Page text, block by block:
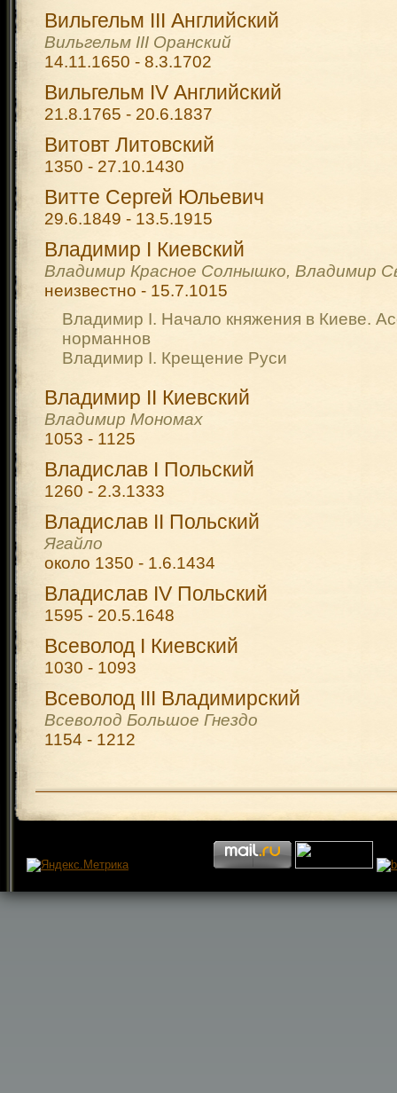
Вильгельм III Английский
Вильгельм III Оранский
14.11.1650 - 8.3.1702
Вильгельм IV Английский
21.8.1765 - 20.6.1837
Витовт Литовский
1350 - 27.10.1430
Витте Сергей Юльевич
29.6.1849 - 13.5.1915
Владимир I Киевский
Владимир Красное Солнышко, Владимир
неизвестно - 15.7.1015
Владимир I. Начало княжения в Киеве.
норманнов
Владимир I. Крещение Руси
Владимир II Киевский
Владимир Мономах
1053 - 1125
Владислав I Польский
1260 - 2.3.1333
Владислав II Польский
Ягайло
около 1350 - 1.6.1434
Владислав IV Польский
1595 - 20.5.1648
Всеволод I Киевский
1030 - 1093
Всеволод III Владимирский
Всеволод Большое Гнездо
1154 - 1212